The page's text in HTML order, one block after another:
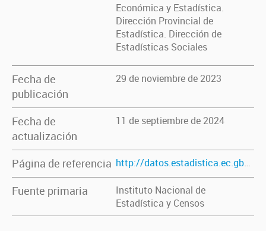
Económica y Estadística.
Dirección Provincial de
Estadística. Dirección de
Estadísticas Sociales
Fecha de
publicación
29 de noviembre de 2023
Fecha de
actualización
11 de septiembre de 2024
Página de referencia http://datos.estadistica.ec.gba.gov.ar/dataset/mujeres-en-edad-fertil-por-ano-censal-segun-origen-en-porcentaje-provincia-de-buenos-aires
Fuente primaria
Instituto Nacional de
Estadística y Censos